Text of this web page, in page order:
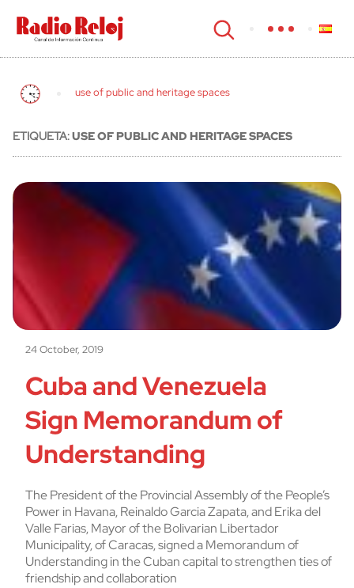
cerrar
use of public and heritage spaces
ETIQUETA:USE OF PUBLIC AND HERITAGE SPACES
24 October, 2019
Cuba and Venezuela
Sign Memorandum of
Understanding
The President of the Provincial Assembly of the People’s
Power in Havana, Reinaldo Garcia Zapata, and Erika del
Valle Farias, Mayor of the Bolivarian Libertador
Municipality, of Caracas, signed a Memorandum of
Understanding in the Cuban capital to strengthen ties of
friendship and collaboration